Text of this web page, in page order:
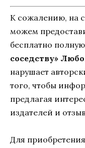
К сожалению, на
можем
бесплатно
соседству»
нарушает
того, чтобы
предлагая
издателей и
Для